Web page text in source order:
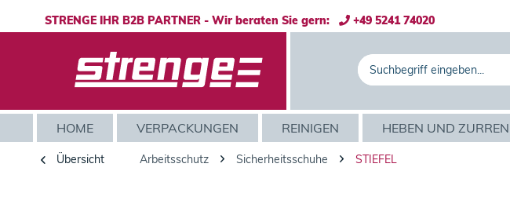
STRENGE IHR B2B PARTNER - Wir beraten Sie gern: +49 5241 74020
HOME VERPACKUNGEN REINIGEN HEBEN UND ZURREN
Übersicht Arbeitsschutz Sicherheitsschuhe STIEFEL